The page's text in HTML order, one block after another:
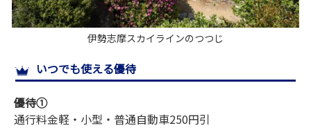
会員優待のご利用方法
サイトマップ
伊勢志摩スカイラインのつつじ
いつでも使える優待
優待①
通行料金軽・小型・普通自動車250円引